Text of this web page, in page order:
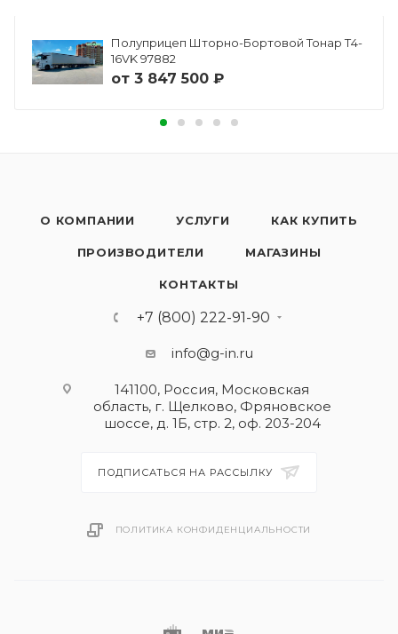
Полуприцеп Шторно-Бортовой Тонар Т4-
16VK 97882
от 3 847 500 ₽
О КОМПАНИИ УСЛУГИ КАК КУПИТЬ
ПРОИЗВОДИТЕЛИ МАГАЗИНЫ
КОНТАКТЫ
+7 (800) 222-91-90
info@g-in.ru
141100, Россия, Московская
область, г. Щелково, Фряновское
шоссе, д. 1Б, стр. 2, оф. 203-204
ПОДПИСАТЬСЯ НА РАССЫЛКУ
ПОЛИТИКА КОНФИДЕНЦИАЛЬНОСТИ